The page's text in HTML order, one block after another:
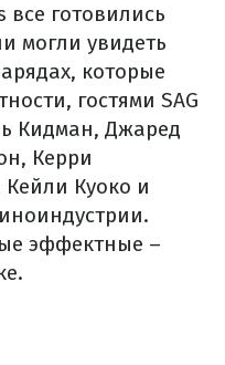
все готовились
могли увидеть
которые
гостями SAG
Кидман, Джаред
Керри
Куоко и
эффектные –